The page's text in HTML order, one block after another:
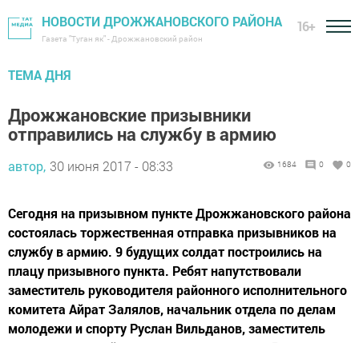
НОВОСТИ ДРОЖЖАНОВСКОГО РАЙОНА
Газета "Туган як" - Дрожжановский район
16+
ТЕМА ДНЯ
Дрожжановские призывники
отправились на службу в армию
автор, 30 июня 2017 - 08:33 1684 0 0
Сегодня на призывном пункте Дрожжановского района
состоялась торжественная отправка призывников на
службу в армию. 9 будущих солдат построились на
плацу призывного пункта. Ребят напутствовали
заместитель руководителя районного исполнительного
комитета Айрат Залялов, начальник отдела по делам
молодежи и спорту Руслан Вильданов, заместитель